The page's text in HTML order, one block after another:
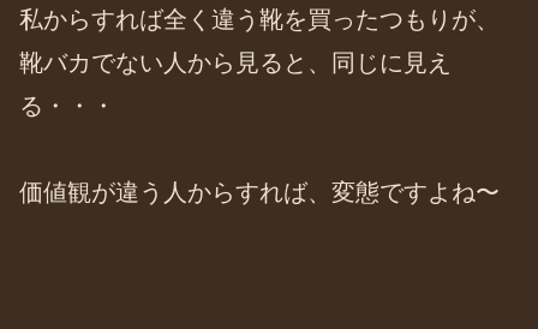
私からすれば全く違う靴を買ったつもりが、
靴バカでない人から見ると、同じに見え
る・・・
価値観が違う人からすれば、変態ですよね〜